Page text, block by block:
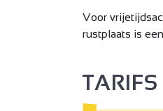
Voor
rustplaats is
TARIFS